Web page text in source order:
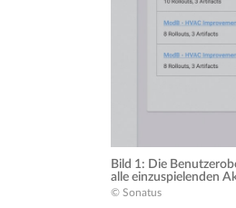
Bild 1: Die
alle einzuspielenden
© Sonatus